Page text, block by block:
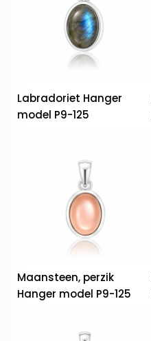
Labradoriet Hanger
model P9-125
Maansteen, perzik
Hanger model P9-125